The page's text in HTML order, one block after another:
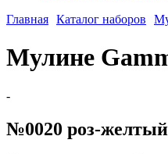
Главная Каталог наборов
Мулине
-
№0020 роз-желтый